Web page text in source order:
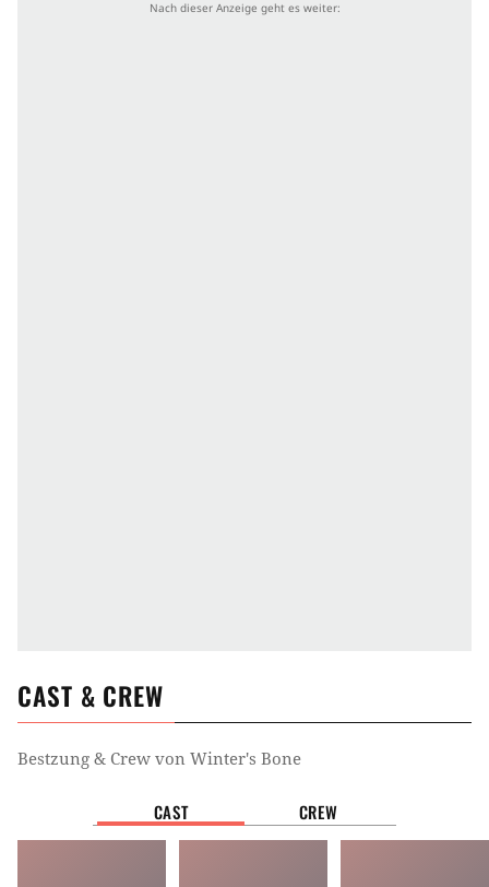
CAST & CREW
Bestzung & Crew von Winter's Bone
CAST CREW